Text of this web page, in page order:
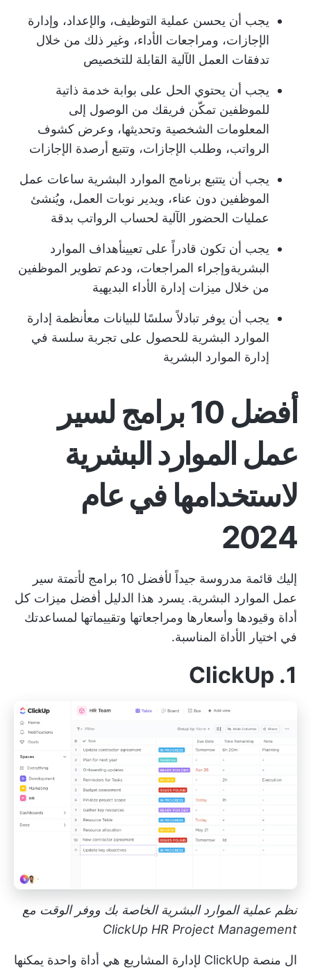
يجب أن يحسن عملية التوظيف، والإعداد، وإدارة
الإجازات، ومراجعات الأداء، وغير ذلك من خلال
تدفقات العمل الآلية القابلة للتخصيص
يجب أن يحتوي الحل على بوابة خدمة ذاتية
للموظفين تمكّن فريقك من الوصول إلى
المعلومات الشخصية وتحديثها، وعرض كشوف
الرواتب، وطلب الإجازات، وتتبع أرصدة الإجازات
يجب أن يتتبع برنامج الموارد البشرية ساعات عمل
الموظفين دون عناء، ويدير نوبات العمل، ويُنشئ
عمليات الحضور الآلية لحساب الرواتب بدقة
يجب أن تكون قادراً على تعيينأهداف الموارد
البشريةوإجراء المراجعات، ودعم تطوير الموظفين
من خلال ميزات إدارة الأداء البديهية
يجب أن يوفر تبادلاً سلسًا للبيانات معأنظمة إدارة
الموارد البشرية للحصول على تجربة سلسة في
إدارة الموارد البشرية
أفضل 10 برامج لسير
عمل الموارد البشرية
لاستخدامها في عام
2024
إليك قائمة مدروسة جيداً لأفضل 10 برامج لأتمتة سير
عمل الموارد البشرية. يسرد هذا الدليل أفضل ميزات كل
أداة وقيودها وأسعارها ومراجعاتها وتقييماتها لمساعدتك
في اختيار الأداة المناسبة.
1. ClickUp
نظم عملية الموارد البشرية الخاصة بك ووفر الوقت مع
ClickUp HR Project Management
ال منصة ClickUp لإدارة المشاريع
هي أداة واحدة يمكنها